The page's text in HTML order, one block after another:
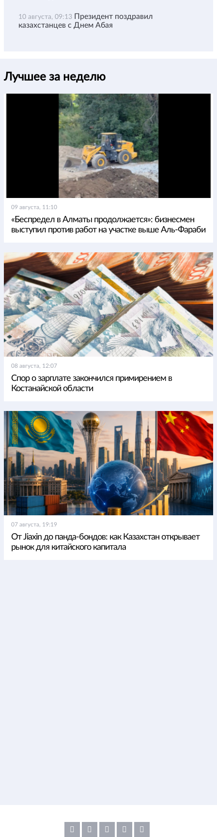
10 августа, 09:13 Президент поздравил
казахстанцев с Днем Абая
Лучшее за неделю
09 августа, 11:10
«Беспредел в Алматы продолжается»: бизнесмен
выступил против работ на участке выше Аль-Фараби
08 августа, 12:07
Спор о зарплате закончился примирением в
Костанайской области
07 августа, 19:19
От Jiaxin до панда-бондов: как Казахстан открывает
рынок для китайского капитала